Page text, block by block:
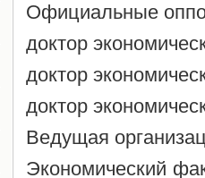
Официальные
доктор
доктор
доктор
Ведущая
Экономический